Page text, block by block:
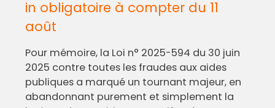
in obligatoire à compter du 11
août
Pour mémoire, la Loi n° 2025-594 du 30 juin
2025 contre toutes les fraudes aux aides
publiques a marqué un tournant majeur, en
abandonnant purement et simplement la